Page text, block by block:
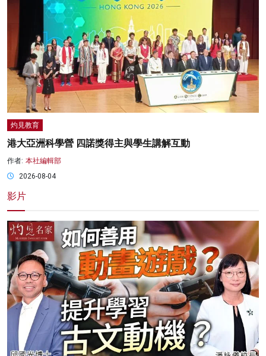
灼見教育
港大亞洲科學營 四諾獎得主與學生講解互動
作者: 本社編輯部
2026-08-04
影片